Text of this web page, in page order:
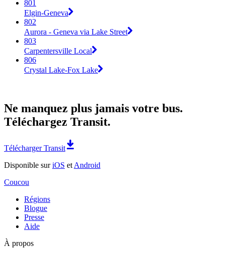
801
Elgin-Geneva
802
Aurora - Geneva via Lake Street
803
Carpentersville Local
806
Crystal Lake-Fox Lake
Ne manquez plus jamais votre bus.
Téléchargez Transit.
Télécharger Transit
Disponible suriOS et Android
Coucou
Régions
Blogue
Presse
Aide
À propos